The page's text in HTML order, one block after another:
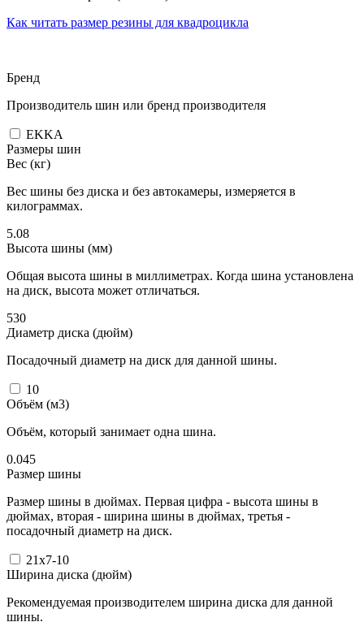
Как читать размер резины для квадроцикла
Бренд
Производитель шин или бренд производителя
EKKA
Размеры шин
Вес (кг)
Вес шины без диска и без автокамеры, измеряется в
килограммах.
5.08
Высота шины (мм)
Общая высота шины в миллиметрах. Когда шина установлена
на диск, высота может отличаться.
530
Диаметр диска (дюйм)
Посадочный диаметр на диск для данной шины.
10
Объём (м3)
Объём, который занимает одна шина.
0.045
Размер шины
Размер шины в дюймах. Первая цифра - высота шины в
дюймах, вторая - ширина шины в дюймах, третья -
посадочный диаметр на диск.
21x7-10
Ширина диска (дюйм)
Рекомендуемая производителем ширина диска для данной
шины.